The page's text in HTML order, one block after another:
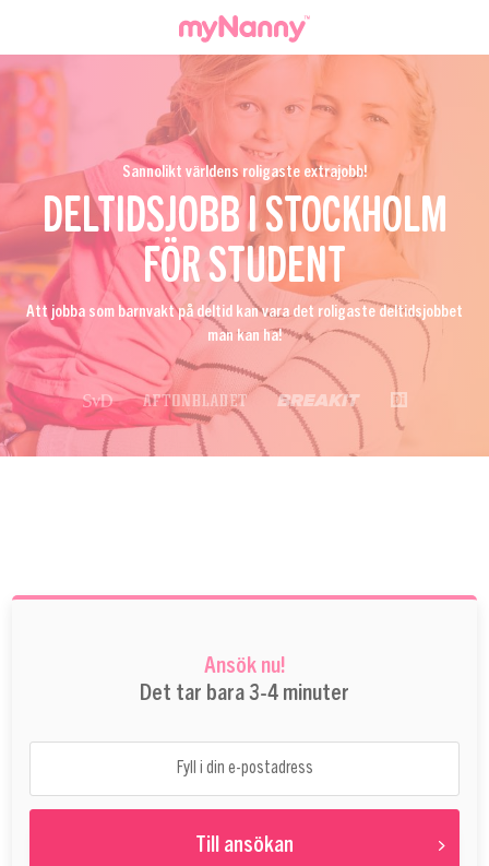
Sannolikt världens roligaste extrajobb!
DELTIDSJOBB I STOCKHOLM
FÖR STUDENT
Att jobba som barnvakt på deltid kan vara det roligaste deltidsjobbet
man kan ha!
Ansök nu!
Det tar bara 3-4 minuter
Till ansökan